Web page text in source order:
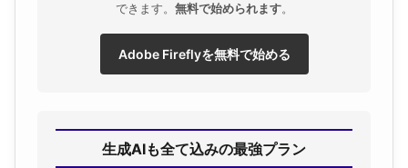
できます。 無料で始められます。
Adobe Fireflyを無料で始める
生成AIも全て込みの最強プラン